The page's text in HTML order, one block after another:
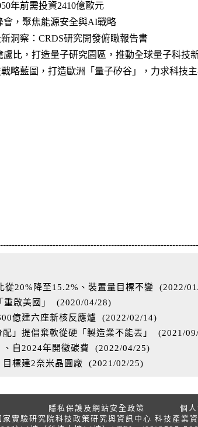
年前需投資2410億歐元
會，聚焦能源安全與AI戰略
洞察：CRDS研究開發俯瞰報告書
盧比，打造量子研究園區，推動全球量子科技
略藍圖，打造歐洲「量子矽谷」，力求科技
從20%降至15.2%、裝置量目標不變 (2022/
啟美國」
(2020/04/28)
億建六座新核反應爐
(2022/02/14)
」提倡棄軟從硬「製造業不能丟」
(2021/
自2024年開徵碳費
(2022/04/25)
標建2奈米晶圓廠 (2021/02/25)
隱私保護及網站安全政策
個
家實驗研究院科技政策研究與資訊中心 科技產